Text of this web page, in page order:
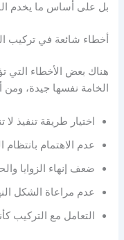
بل على أساس ما يخدم
أخطاء شائعة في تركيب
هناك بعض الأخطاء
الخامة نفسها جيدة، ومن
اختيار طريقة تنفيذ
عدم الاهتمام بانتظام
ضعف إنهاء الزوايا
عدم مراعاة الشكل
التعامل مع التركيب